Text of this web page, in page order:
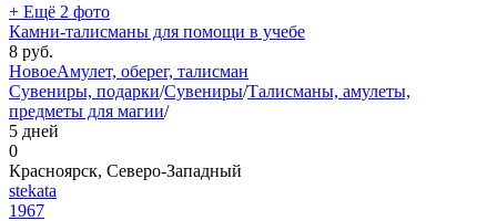
+ Ещё 2 фото
Камни-талисманы для помощи в учебе
8 руб.
НовоеАмулет, оберег, талисман
Сувениры, подарки/Сувениры/Талисманы, амулеты,
предметы для магии/
5 дней
0
Красноярск, Северо-Западный
stekata
1967